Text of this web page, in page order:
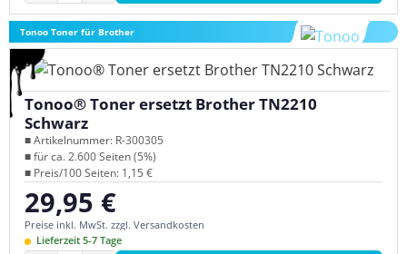
Tonoo Toner für Brother
Tonoo® Toner ersetzt Brother TN2210
Schwarz
■ Artikelnummer: R-300305
■ für ca. 2.600 Seiten (5%)
■ Preis/100 Seiten: 1,15 €
Regulärer Preis:
29,95 €
Preise inkl. MwSt. zzgl. Versandkosten
Lieferzeit 5-7 Tage